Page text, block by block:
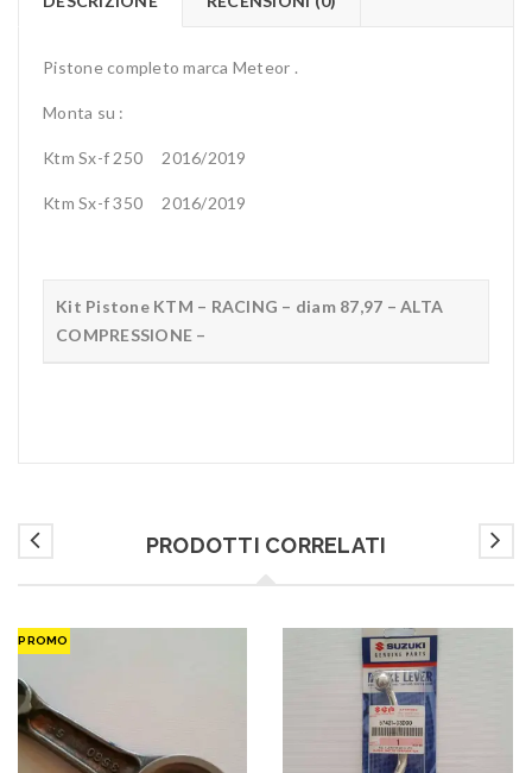
Pistone completo marca Meteor .
Monta su :
Ktm Sx-f 250 2016/2019
Ktm Sx-f 350 2016/2019
Kit Pistone KTM – RACING – diam 87,97 – ALTA
COMPRESSIONE –
PRODOTTI CORRELATI
PROMO